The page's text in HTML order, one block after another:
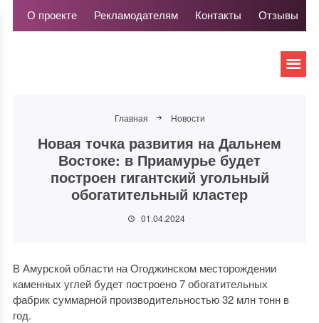
О проекте Рекламодателям Контакты Отзывы
Главная Новости
Новая точка развития на Дальнем
Востоке: в Приамурье будет
построен гигантский угольный
обогатительный кластер
01.04.2024
В Амурской области на Огоджинском месторождении
каменных углей будет построено 7 обогатительных
фабрик суммарной производительностью 32 млн тонн в
год.